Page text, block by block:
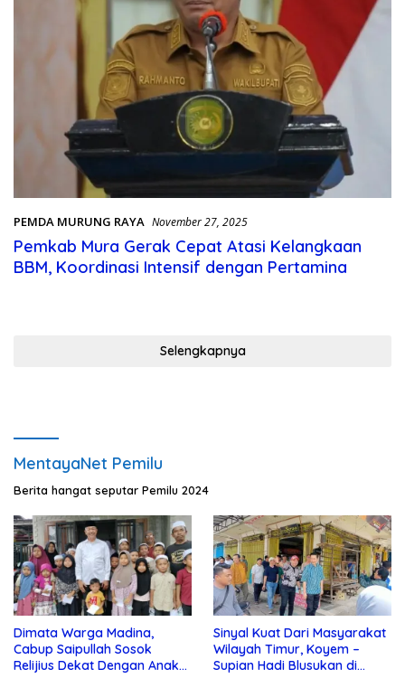
PEMDA MURUNG RAYA November 27, 2025
Pemkab Mura Gerak Cepat Atasi Kelangkaan
BBM, Koordinasi Intensif dengan Pertamina
Selengkapnya
MentayaNet Pemilu
Berita hangat seputar Pemilu 2024
Dimata Warga Madina,
Cabup Saipullah Sosok
Relijius Dekat Dengan Anak
Sinyal Kuat Dari Masyarakat
Wilayah Timur, Koyem –
Supian Hadi Blusukan di